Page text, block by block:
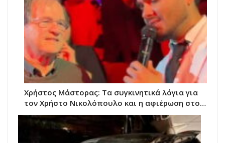
Χρήστος Μάστορας: Τα συγκινητικά λόγια για
τον Χρήστο Νικολόπουλο και η αφιέρωση στο…